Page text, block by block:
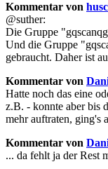
Kommentar von
@suther:
Die Gruppe
Und die Gruppe
gebraucht. Daher ist
Kommentar von
Hatte noch das eine
z.B. - konnte aber bis
mehr auftraten, ging's
Kommentar von
... da fehlt ja der Rest